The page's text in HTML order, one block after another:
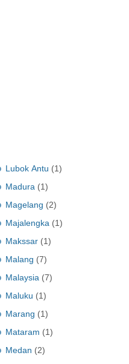
Lubok Antu (1)
Madura (1)
Magelang (2)
Majalengka (1)
Makssar (1)
Malang (7)
Malaysia (7)
Maluku (1)
Marang (1)
Mataram (1)
Medan (2)